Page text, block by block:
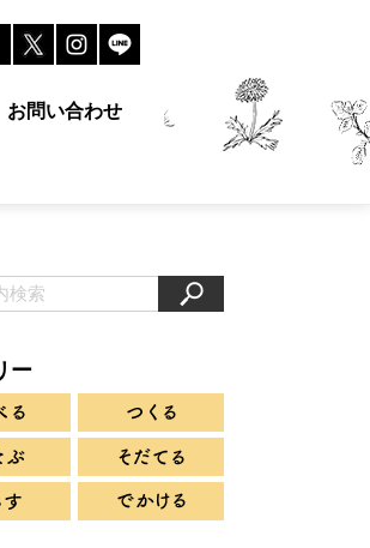
お問い合わせ
ー